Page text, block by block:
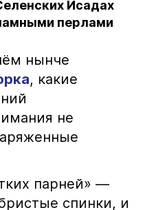
Исадах
перлами
нынче
, какие
не
парней» —
спинки, и